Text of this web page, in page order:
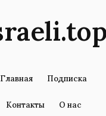
Главная Подписка
Контакты О нас